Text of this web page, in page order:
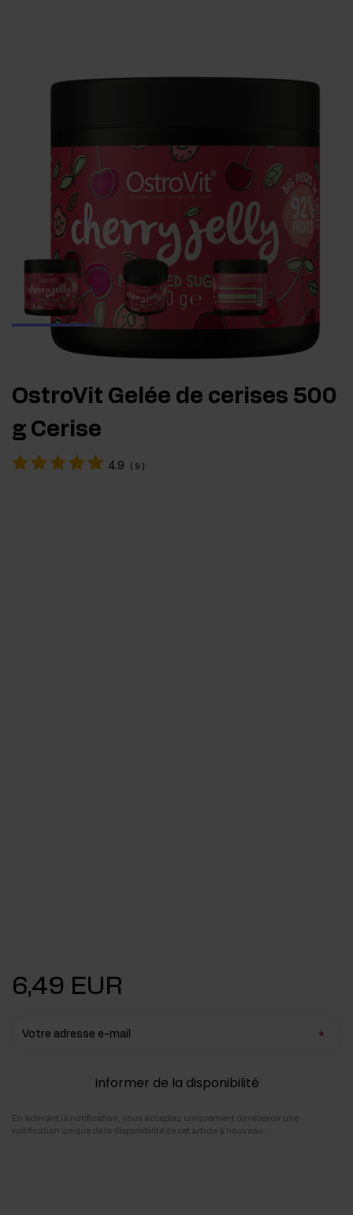
OstroVit Gelée de cerises 500
g Cerise
4.9 ( 9 )
6,49 EUR
Votre adresse e-mail
Informer de la disponibilité
En activant la notification, vous acceptez uniquement de recevoir une
notification unique de la disponibilité de cet article à nouveau.